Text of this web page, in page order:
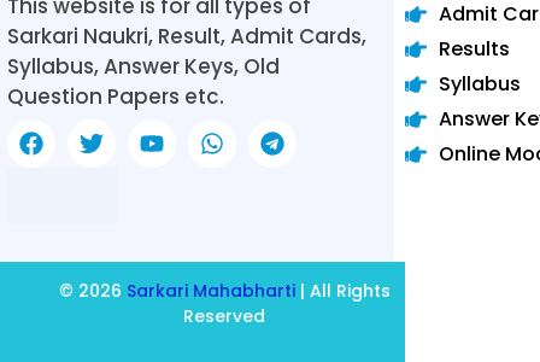
This website is for all types of
Sarkari Naukri, Result, Admit Cards,
Syllabus, Answer Keys, Old
Question Papers etc.
Admit
Results
Syllabus
Answer
Online
© 2026 Sarkari Mahabharti| All Rights
Reserved